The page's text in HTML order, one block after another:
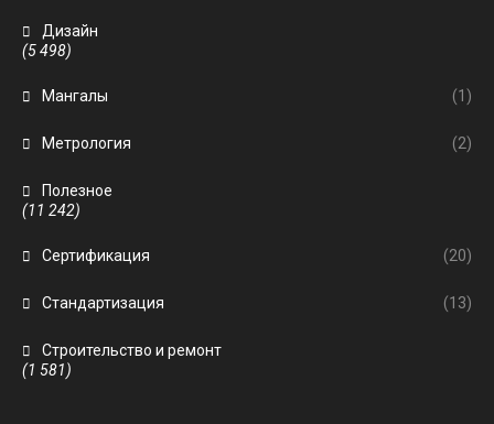
Дизайн
(5 498)
Мангалы (1)
Метрология (2)
Полезное
(11 242)
Сертификация (20)
Стандартизация (13)
Строительство и ремонт
(1 581)